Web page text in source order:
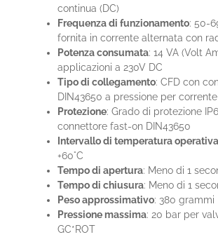
continua (DC)
Frequenza di funzionamento: 50-
fornita in corrente alternata con
Potenza consumata: 14 VA (Volt
applicazioni a 230V DC
Tipo di collegamento: CFD con
DIN43650 a pressione per
Protezione: Grado di protezione
connettore fast-on DIN43650
Intervallo di temperatura operativa
+60°C
Tempo di apertura: Meno di 1
Tempo di chiusura: Meno di 1
Peso approssimativo: 380 grammi
Pressione massima: 20 bar per
GC*ROT